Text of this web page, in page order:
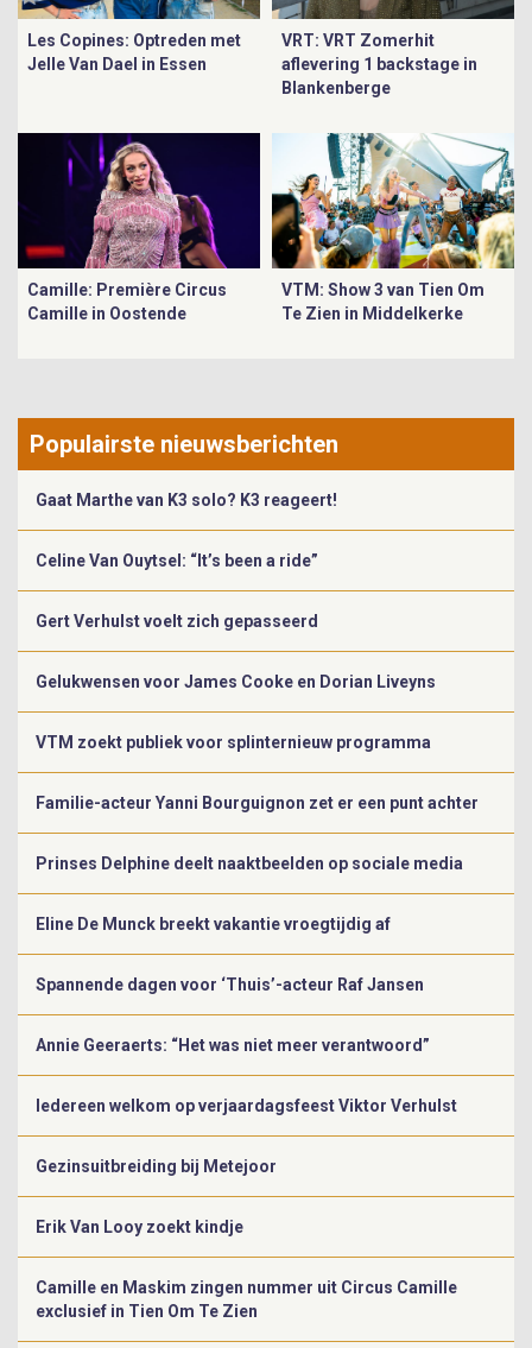
Les Copines: Optreden met
Jelle Van Dael in Essen
VRT: VRT Zomerhit
aflevering 1 backstage in
Blankenberge
Camille: Première Circus
Camille in Oostende
VTM: Show 3 van Tien Om
Te Zien in Middelkerke
Populairste nieuwsberichten
Gaat Marthe van K3 solo? K3 reageert!
Celine Van Ouytsel: “It’s been a ride”
Gert Verhulst voelt zich gepasseerd
Gelukwensen voor James Cooke en Dorian Liveyns
VTM zoekt publiek voor splinternieuw programma
Familie-acteur Yanni Bourguignon zet er een punt achter
Prinses Delphine deelt naaktbeelden op sociale media
Eline De Munck breekt vakantie vroegtijdig af
Spannende dagen voor ‘Thuis’-acteur Raf Jansen
Annie Geeraerts: “Het was niet meer verantwoord”
Iedereen welkom op verjaardagsfeest Viktor Verhulst
Gezinsuitbreiding bij Metejoor
Erik Van Looy zoekt kindje
Camille en Maskim zingen nummer uit Circus Camille
exclusief in Tien Om Te Zien